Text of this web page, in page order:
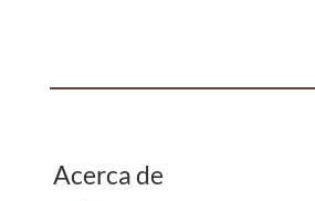
Acerca de